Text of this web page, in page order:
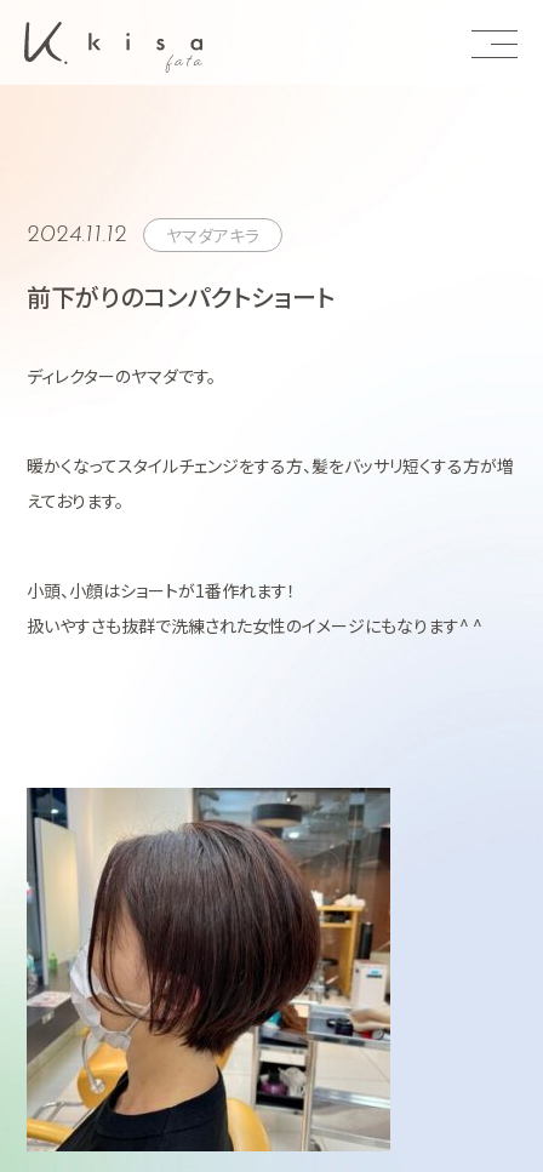
東京 恵
2024.11.12 ヤマダアキラ
前下がりのコンパクトショート
ディレクターのヤマダです。
暖かくなってスタイルチェンジをする方、髪をバッサリ短くする方が増
えております。
小頭、小顔はショートが1番作れます！
扱いやすさも抜群で洗練された女性のイメージにもなります^ ^